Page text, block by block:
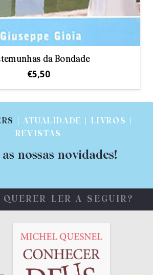
da Bondade
€5,50
| ATUALIDADE | LIVROS |
REVISTAS
as nossas novidades!
LER A SEGUIR?